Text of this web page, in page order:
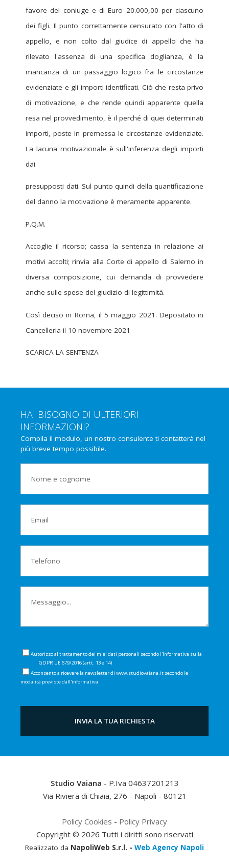
favore del coniuge e di Euro 20.000,00 per ciascuno
dei figli. Il punto correttamente censurato con l'atto di
appello, e non colto dal giudice di appello che ha
rilevato l'assenza di una specifica doglianza, è la
mancanza di un passaggio logico fra le circostanze
evidenziate e gli importi identificati. Ciò che resta privo
di motivazione, e che rende quindi apparente quella
resa nel provvedimento, è il perché di quei determinati
importi, poste in premessa le circostanze evidenziate.
La lacuna motivazionale è sull'inferenza degli importi
dai
presupposti dati. Sul punto quindi della quantificazione
del danno la motivazione è meramente apparente.
P.Q.M.
Accoglie il ricorso; cassa la sentenza in relazione ai
motivi accolti; rinvia alla Corte di appello di Salerno in
diversa composizione, cui demanda di provvedere
anche sulle spese del giudizio di legittimità.
Così deciso in Roma, il 5 maggio 2021. Depositato in
Cancelleria il 10 novembre 2021
SCARICA LA SENTENZA
HAI BISOGNO DI ULTERIORI
INFORMAZIONI?
Compila il modulo, un nostro consulente ti contatterà nel
più breve tempo possibile.
Autorizzo al trattamento dei miei dati personali secondo l'Informativa sulla
GDPR UE 679/2016 (artt. 13 e 14)
Acconsento a ricevere la newsletter di www.studiovaiana.it secondo le
modalità previste dall'informativa
Studio Vaiana - P.Iva 04637201213
Via Riviera di Chiaia, 276 - Napoli - 80121
Policy Cookies - Policy Privacy
Copyright © 2026 Tutti i diritti sono riservati
Realizzato da NapoliWeb S.r.l. - Web Agency Napoli